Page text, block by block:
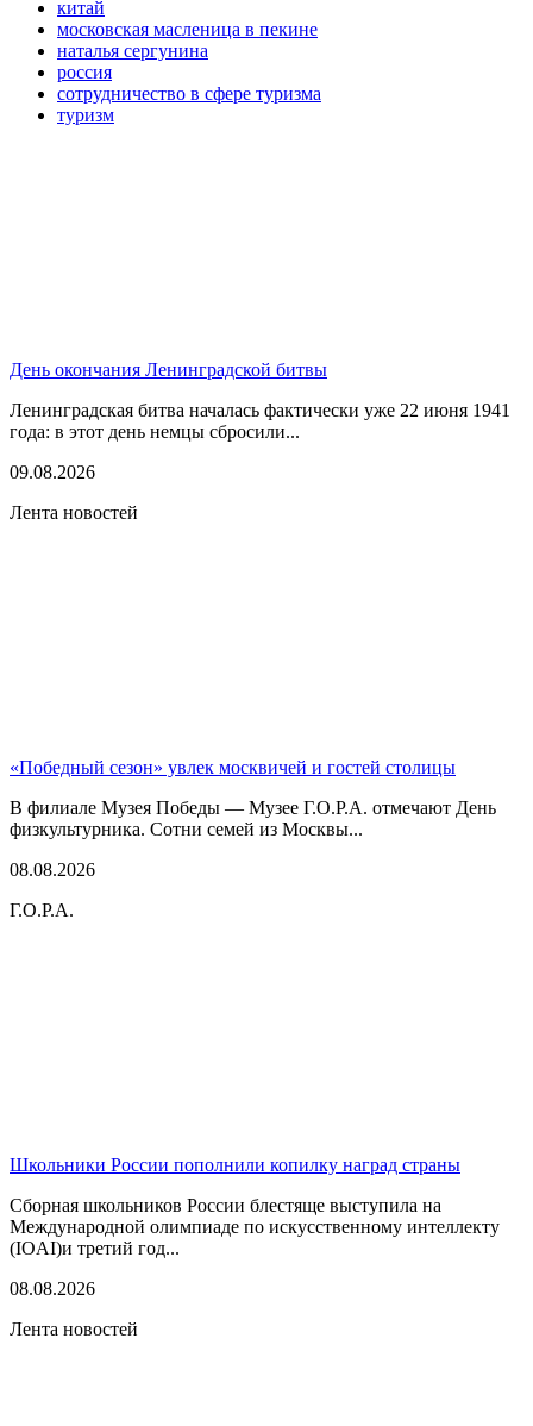
китай
московская масленица в пекине
наталья сергунина
россия
сотрудничество в сфере туризма
туризм
День окончания Ленинградской битвы
Ленинградская битва началась фактически уже 22 июня 1941
года: в этот день немцы сбросили...
09.08.2026
Лента новостей
«Победный сезон» увлек москвичей и гостей столицы
В филиале Музея Победы — Музее Г.О.Р.А. отмечают День
физкультурника. Сотни семей из Москвы...
08.08.2026
Г.О.Р.А.
Школьники России пополнили копилку наград страны
Сборная школьников России блестяще выступила на
Международной олимпиаде по искусственному интеллекту
(IOAI)и третий год...
08.08.2026
Лента новостей